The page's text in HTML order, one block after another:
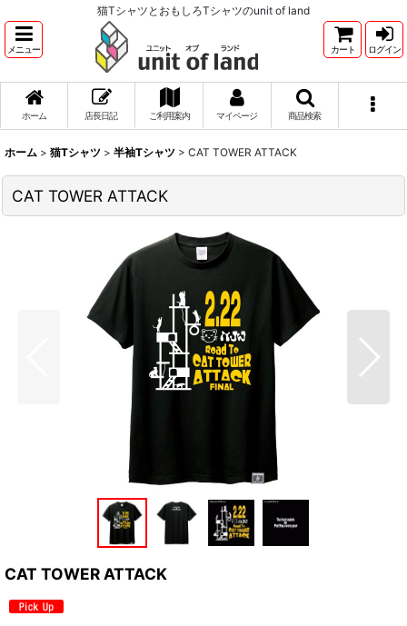
猫TシャツとおもしろTシャツのunit of land
メニュー カート ログイン
ホーム 店長日記 ご利用案内 マイページ 商品検索
ホーム > 猫Tシャツ > 半袖Tシャツ > CAT TOWER ATTACK
CAT TOWER ATTACK
CAT TOWER ATTACK